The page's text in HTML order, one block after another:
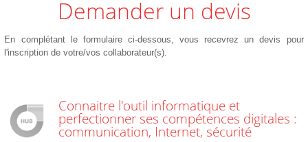
Demander un devis
En complétant le formulaire ci-dessous, vous recevrez un devis pour
l'inscription de votre/vos collaborateur(s).
Connaitre l'outil informatique et
perfectionner ses compétences digitales :
communication, Internet, sécurité